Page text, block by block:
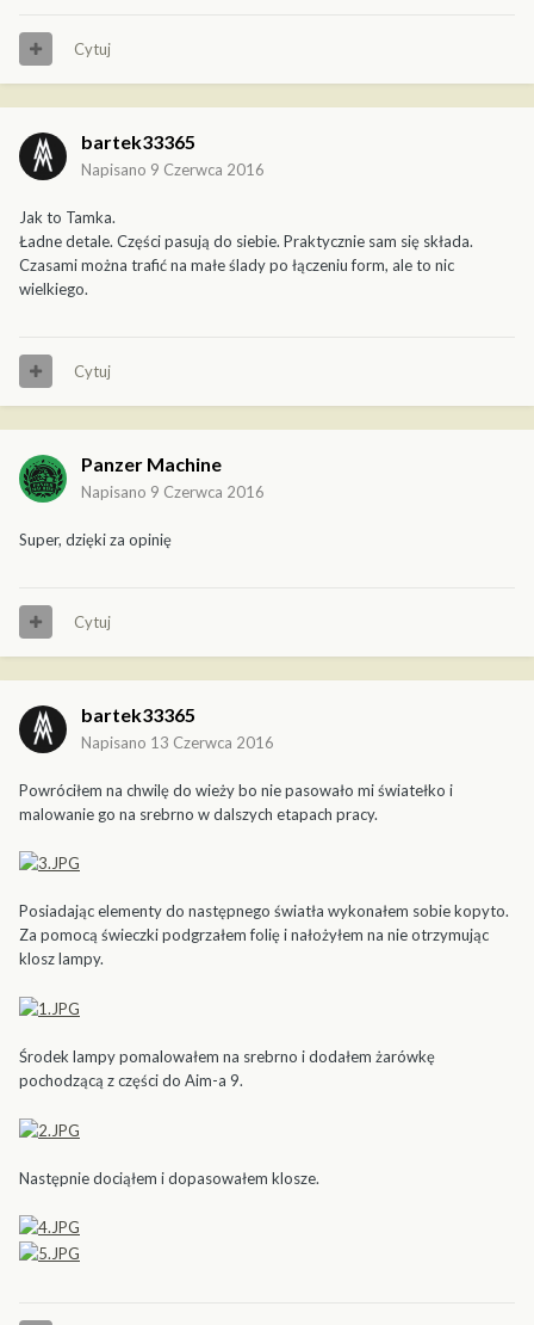
Cytuj
bartek33365
Napisano 9 Czerwca 2016
Jak to Tamka.
Ładne detale. Części pasują do siebie. Praktycznie sam się składa.
Czasami można trafić na małe ślady po łączeniu form, ale to nic
wielkiego.
Cytuj
Panzer Machine
Napisano 9 Czerwca 2016
Super, dzięki za opinię
Cytuj
bartek33365
Napisano 13 Czerwca 2016
Powróciłem na chwilę do wieży bo nie pasowało mi światełko i
malowanie go na srebrno w dalszych etapach pracy.
Posiadając elementy do następnego światła wykonałem sobie kopyto.
Za pomocą świeczki podgrzałem folię i nałożyłem na nie otrzymując
klosz lampy.
Środek lampy pomalowałem na srebrno i dodałem żarówkę
pochodzącą z części do Aim-a 9.
Następnie dociąłem i dopasowałem klosze.